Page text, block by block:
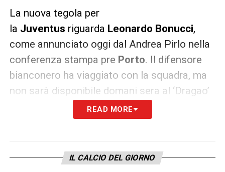
La nuova tegola per
la Juventus riguarda Leonardo Bonucci,
come annunciato oggi dal Andrea Pirlo nella
conferenza stampa pre Porto. Il difensore
bianconero ha viaggiato con la squadra, ma
non sarà disponibile domani sera al ‘Dragao’
per un problema di natura muscolare.
Torino, con il difensore della Nazionale che
READ MORE
IL CALCIO DEL GIORNO